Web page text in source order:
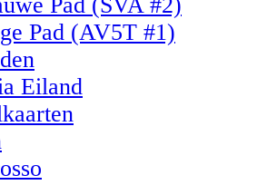
Pad (AV5T #1)
Eiland